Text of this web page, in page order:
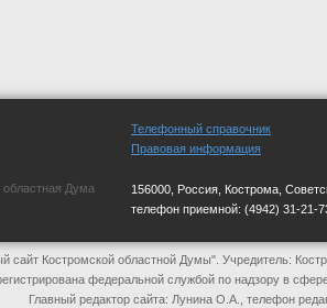
Дума
Телефонный справочник
Правовая информация
156000, Россия, Кострома,
телефон приемной: (4942) 31-21-
Костромской областной Думы". Учредитель:
федеральной службой по надзору в
Главный редактор сайта: Лунина О.А., телефон